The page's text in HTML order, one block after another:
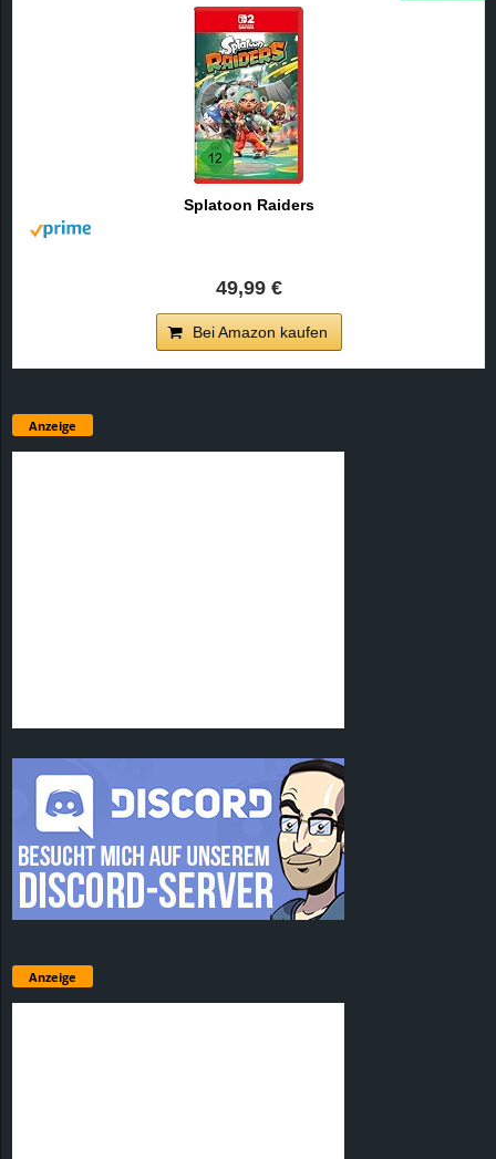
Splatoon Raiders
49,99 €
Bei Amazon kaufen
Anzeige
Anzeige